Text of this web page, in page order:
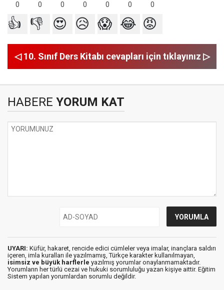
0 0 0 0 0 0 0
👍 👎 😍 😥 😱 😂 😡
◁ 10. Sınıf Ders Kitabı cevapları için tıklayınız ▷
HABERE YORUM KAT
UYARI: Küfür, hakaret, rencide edici cümleler veya imalar, inançlara saldırı
içeren, imla kuralları ile yazılmamış, Türkçe karakter kullanılmayan,
isimsiz ve büyük harflerle yazılmış yorumlar onaylanmamaktadır.
Yorumların her türlü cezai ve hukuki sorumluluğu yazan kişiye aittir. Eğitim
Sistem yapılan yorumlardan sorumlu değildir.